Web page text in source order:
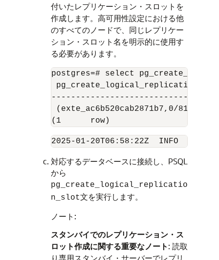
付いたレプリケーション・スロットを
作成します。高可用性設定における他
のすべてのノードで、同じレプリケー
ション・スロット名を明示的に使用す
る必要があります。
postgres=# select
(exte_ac6b520cab2871b7,0/8169E00)
(1	row)
対応するデータベースに接続し、PSQL
から
pg_create_logical_replicatio
n_slot文を実行します。
ノート:
スタンバイでのレプリケーション・ス
ロット作成に関する重要なノート: 読取
り専用スタンバイ・サーバーでレプリ